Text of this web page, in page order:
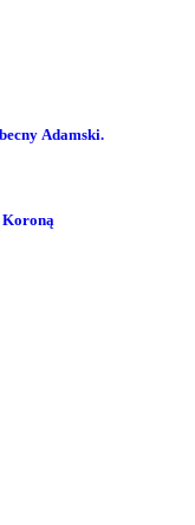
Adamski.
Koroną